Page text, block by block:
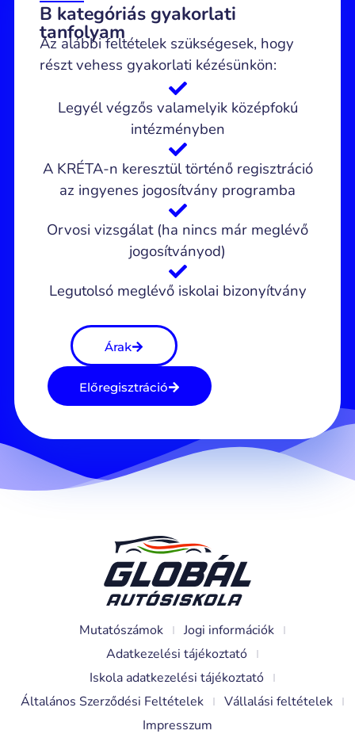
B kategóriás gyakorlati
tanfolyam
Az alábbi feltételek szükségesek, hogy
részt vehess gyakorlati kézésünkön:
Legyél végzős valamelyik középfokú
intézményben
A KRÉTA-n keresztül történő regisztráció
az ingyenes jogosítvány programba
Orvosi vizsgálat (ha nincs már meglévő
jogosítványod)
Legutolsó meglévő iskolai bizonyítvány
Árak
Előregisztráció
Mutatószámok
Jogi információk
Adatkezelési tájékoztató
Iskola adatkezelési tájékoztató
Általános Szerződési Feltételek
Vállalási feltételek
Impresszum